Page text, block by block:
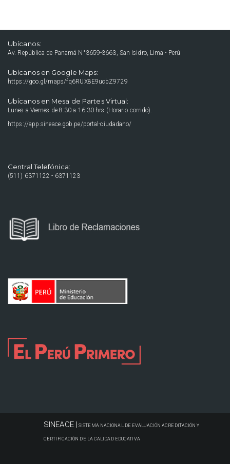
Ubícanos:
Av. República de Panamá N°3659-3663, San Isidro, Lima - Perú
Ubícanos en Google Maps:
https://goo.gl/maps/fq6RUX8E9ucbZ9729
Ubícanos en Mesa de Partes Virtual:
Lunes a Viernes de 8:30 a 16:30 hrs (Horario corrido).
https://app.sineace.gob.pe/portal-ciudadano/
Central Telefónica:
(511) 6371122 - 6371123
SINEACE | SISTEMA NACIONAL DE EVALUACIÓN ACREDITACIÓN Y
CERTIFICACIÓN DE LA CALIDAD EDUCATIVA